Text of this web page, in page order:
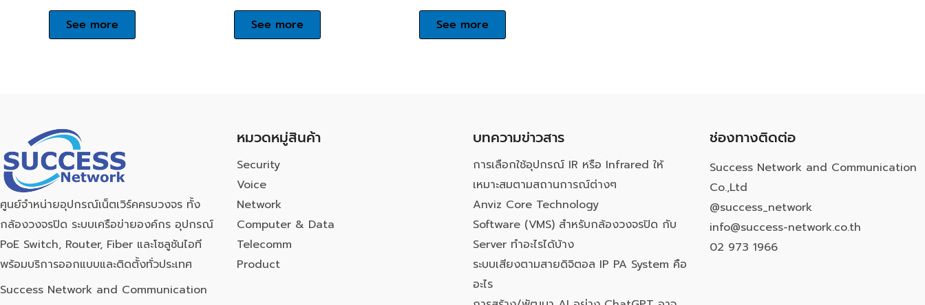
See more See more See more
ศูนย์จำหน่ายอุปกรณ์เน็ตเวิร์คครบวงจร ทั้ง
กล้องวงจรปิด ระบบเครือข่ายองค์กร อุปกรณ์
PoE Switch, Router, Fiber และโซลูชันไอที
พร้อมบริการออกแบบและติดตั้งทั่วประเทศ
Success Network and Communication
หมวดหมู่สินค้า
Security
Voice
Network
Computer & Data
Telecomm
Product
บทความข่าวสาร
การเลือกใช้อุปกรณ์ IR หรือ Infrared ให้
เหมาะสมตามสถานการณ์ต่างๆ
Anviz Core Technology
Software (VMS) สำหรับกล้องวงจรปิด กับ
Server ทำอะไรได้บ้าง
ระบบเสียงตามสายดิจิตอล IP PA System คือ
อะไร
ช่องทางติดต่อ
Success Network and Communication
Co.,Ltd
@success_network
info@success-network.co.th
02 973 1966